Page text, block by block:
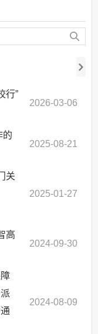
行”
2026-03-06
的
2025-08-21
关
2025-01-27
高
2024-09-30
2024-08-09